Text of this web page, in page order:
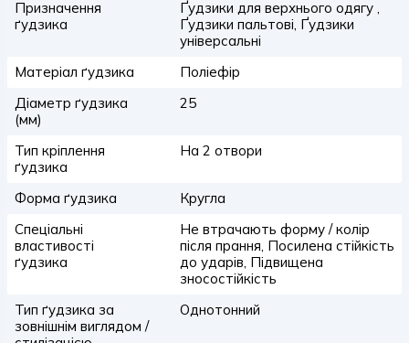
Призначення
ґудзика
Ґудзики для верхнього одягу ,
Ґудзики пальтові, Ґудзики
універсальні
Матеріал ґудзика
Поліефір
Діаметр ґудзика
(мм)
25
Тип кріплення
ґудзика
На 2 отвори
Форма ґудзика
Кругла
Спеціальні
властивості
ґудзика
Не втрачають форму / колір
після прання, Посилена стійкість
до ударів, Підвищена
зносостійкість
Тип ґудзика за
зовнішнім виглядом /
Однотонний